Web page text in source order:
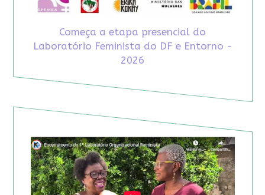
Começa a etapa presencial do
Laboratório Feminista do DF e Entorno -
2026